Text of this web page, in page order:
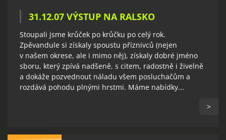
31.12.07 VÝSTUP NA RALSKO
Stoupali jsme krůček po krůčku po celý rok.
Zpěvandule si získaly spoustu příznivců (nejen
v našem okrese, ale i mimo něj), získaly dobré jméno
sboru, který zpívá nadšeně, s citem, radostně i živelně
a dokáže pozvednout náladu všem posluchačům a
rozdává pohodu plnými hrstmi. Máme nabídky...
>